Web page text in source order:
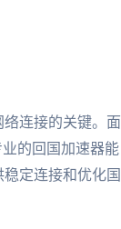
连接的关键。面
的回国加速器能
定连接和优化国